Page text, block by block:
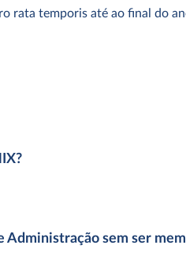
rata temporis até ao final do
Administração sem ser